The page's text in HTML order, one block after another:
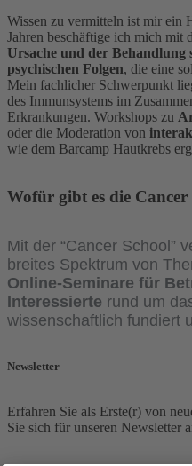
Wissen zu vermitteln ist mir ein
Jahren beschäftige ich mich mit
Ursache und der Behandlung
psychischen Folgen, die eine
Mein fachlicher Schwerpunkt
des Immunsystems im
Erkrankungen. Workshops zu
oder die Moderation von
wie dem Barcamp Hautkrebs
Wofür gibt es die Cancer
Mit der “Cancer School”
breites Spektrum von
Online-Seminare für
Interessierte rund um
wissenschaftlich fundiert
Newsletter
Erfahren Sie als Erste(r) von
Sie sich für unseren Newsletter